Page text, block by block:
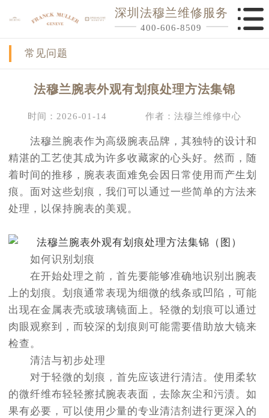
深圳法穆兰维修服务
400-606-8509
常见问题
法穆兰腕表外观有划痕处理方法集锦
时间：2026-01-14 作者：法穆兰维修中心
法穆兰腕表作为高级腕表品牌，其独特的设计和
精湛的工艺使其成为许多收藏家的心头好。然而，随
着时间的推移，腕表表面难免会因日常使用而产生划
痕。面对这些划痕，我们可以通过一些简单的方法来
处理，以保持腕表的美观。
如何识别划痕
在开始处理之前，首先要能够准确地识别出腕表
上的划痕。划痕通常表现为细微的线条或凹陷，可能
出现在金属表壳或玻璃镜面上。轻微的划痕可以通过
肉眼观察到，而较深的划痕则可能需要借助放大镜来
检查。
清洁与初步处理
对于轻微的划痕，首先应该进行清洁。使用柔软
的微纤维布轻轻擦拭腕表表面，去除灰尘和污渍。如
果有必要，可以使用少量的专业清洁剂进行更深入的